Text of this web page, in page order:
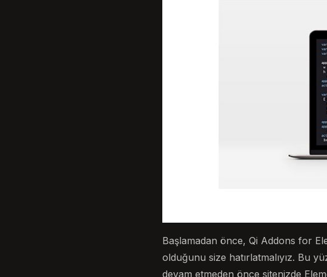
Başlamadan önce, Qi Addons for
olduğunu size hatırlatmalıyız. Bu
devam etmeden önce sitenizde